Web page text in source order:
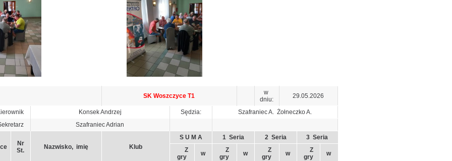
SK Woszczyce T1
w
dniu:
29.05.2026
Konsek Andrzej Sędzia:
Szafraniec A. Żołneczko A.
Szafraniec Adrian
Nr
St.
Nazwisko, imię Klub
S U M A 1 Seria 2 Seria
3 Seria
Z
gry
w
Z
gry
w
Z
gry
w
Z
gry
w